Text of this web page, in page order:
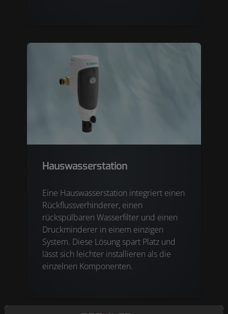
Hauswasserstation
Eine Hauswasserstation integriert einen
Rückflussverhinderer, einen
rückspülbaren Wasserfilter und einen
Druckminderer in einem einzigen
System. Diese Lösung spart Platz und
lässt sich leichter installieren als die
einzelnen Komponenten.